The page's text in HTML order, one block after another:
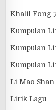
Khalil Fong
Kumpulan
Kumpulan
Kumpulan
Li Mao Shan
Lirik Lagu